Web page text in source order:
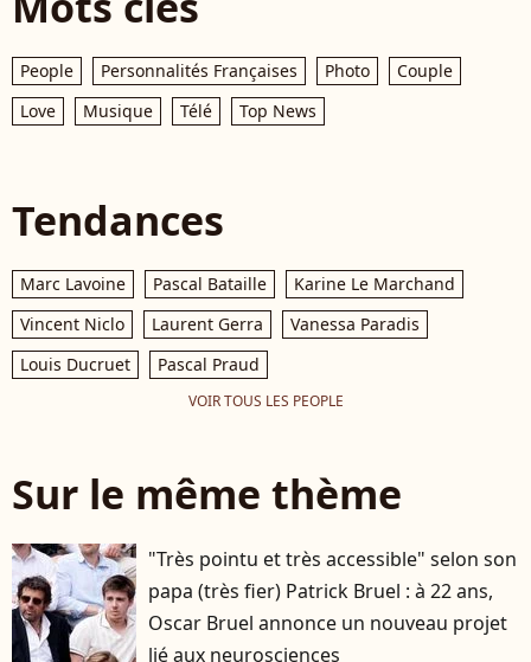
People Personnalités Françaises Photo
Couple
Love
Musique Télé Top News
Tendances
Marc Lavoine Pascal Bataille
Karine Le Marchand
Vincent Niclo
Laurent Gerra
Vanessa Paradis
Louis Ducruet
Pascal Praud
VOIR TOUS LES PEOPLE
Sur le même thème
"Très pointu et très accessible" selon son
papa (très fier) Patrick Bruel : à 22 ans,
Oscar Bruel annonce un nouveau projet
lié aux neurosciences